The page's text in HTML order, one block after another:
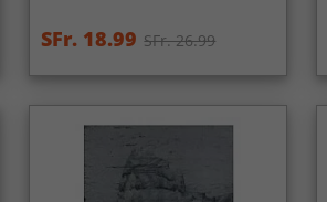
SFr. 18.99 SFr. 26.99